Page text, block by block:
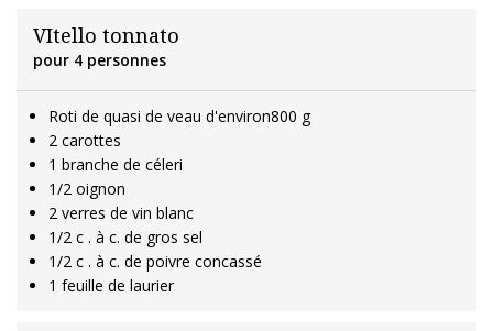
VItello tonnato
pour 4 personnes
Roti de quasi de veau d'environ800 g
2 carottes
1 branche de céleri
1/2 oignon
2 verres de vin blanc
1/2 c . à c. de gros sel
1/2 c . à c. de poivre concassé
1 feuille de laurier